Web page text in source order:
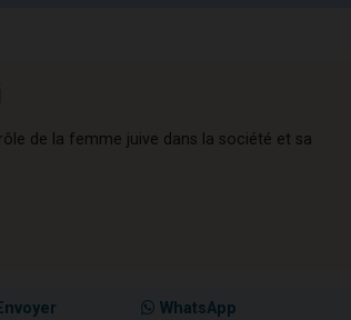
de la femme juive dans la société et sa
WhatsApp